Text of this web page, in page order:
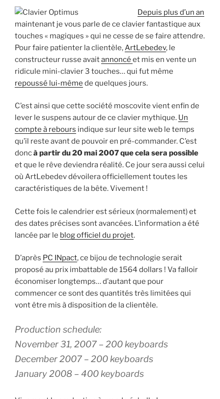
Depuis plus d’un an
maintenant je vous parle de ce clavier fantastique aux
touches « magiques » qui ne cesse de se faire attendre.
Pour faire patienter la clientèle,ArtLebedev, le
constructeur russe avaitannoncé et mis en vente un
ridicule mini-clavier 3 touches… qui fut même
repoussé lui-même de quelques jours.
C’est ainsi que cette société moscovite vient enfin de
lever le suspens autour de ce clavier mythique. Un
compte à rebours indique sur leur site web le temps
qu’il reste avant de pouvoir en pré-commander. C’est
doncà partir du 20 mai 2007 que cela sera possible
et que le rêve deviendra réalité. Ce jour sera aussi celui
où ArtLebedev dévoilera officiellement toutes les
caractéristiques de la bête. Vivement !
Cette fois le calendrier est sérieux (normalement) et
des dates précises sont avancées. L’information a été
lancée par le blog officiel du projet.
D’après PC INpact, ce bijou de technologie serait
proposé au prix imbattable de 1564 dollars ! Va falloir
économiser longtemps… d’autant que pour
commencer ce sont des quantités très limitées qui
vont être mis à disposition de la clientèle.
Production schedule:
November 31, 2007 – 200 keyboards
December 2007 – 200 keyboards
January 2008 – 400 keyboards